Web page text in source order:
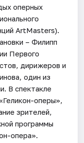
оперных
ArtMasters).
– Филипп
Первого
дирижеров и
один из
В спектакле
оперы»,
зрителей,
программы
опера».